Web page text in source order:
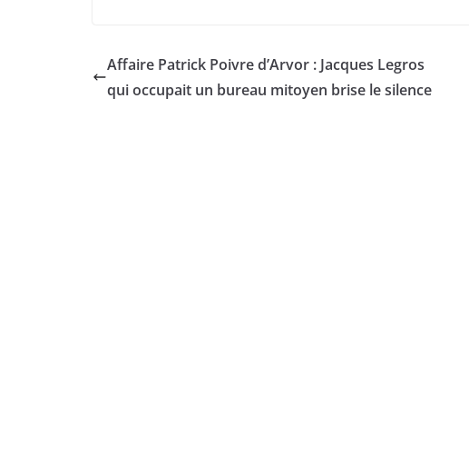
Affaire Patrick Poivre d’Arvor : Jacques Legros
qui occupait un bureau mitoyen brise le silence